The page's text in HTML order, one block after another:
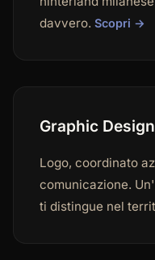
davvero. Scopri →
Graphic
Logo, coordinato
comunicazione.
ti distingue nel